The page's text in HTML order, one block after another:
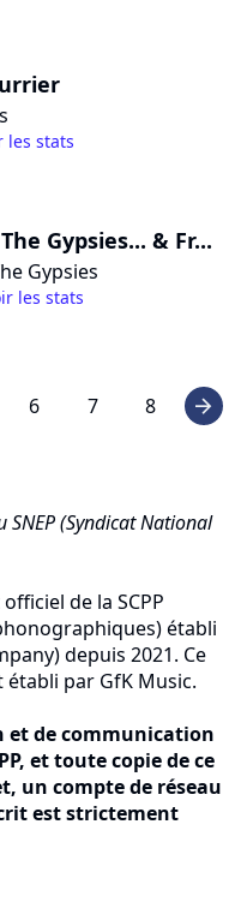
les stats
Gypsies... & Fr...
Gypsies
les stats
6 7 8 arrow_right
(Syndicat National
de la SCPP
établi
depuis 2021. Ce
par GfK Music.
et de communication
et toute copie de ce
un compte de réseau
est strictement